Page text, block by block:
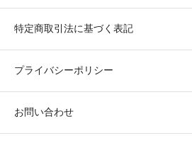
特定商取引法に基づく表記
プライバシーポリシー
お問い合わせ